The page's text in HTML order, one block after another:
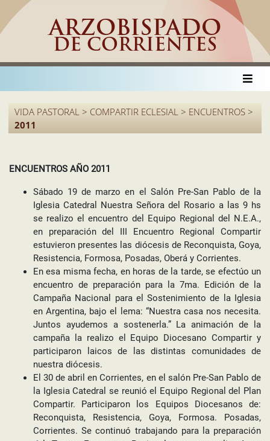
ARZOBISPADO
DE CORRIENTES
VIDA PASTORAL > COMPARTIR ECLESIAL > ENCUENTROS >
2011
ENCUENTROS AÑO 2011
Sábado 19 de marzo en el Salón Pre-San Pablo de la
Iglesia Catedral Nuestra Señora del Rosario a las 9 hs
se realizo el encuentro del Equipo Regional del N.E.A.,
en preparación del III Encuentro Regional Compartir
estuvieron presentes las diócesis de Reconquista, Goya,
Resistencia, Formosa, Posadas, Oberá y Corrientes.
En esa misma fecha, en horas de la tarde, se efectúo un
encuentro de preparación para la 7ma. Edición de la
Campaña Nacional para el Sostenimiento de la Iglesia
en Argentina, bajo el lema: “Nuestra casa nos necesita.
Juntos ayudemos a sostenerla.” La animación de la
campaña la realizo el Equipo Diocesano Compartir y
participaron laicos de las distintas comunidades de
nuestra diócesis.
El 30 de abril en Corrientes, en el salón Pre-San Pablo de
la Iglesia Catedral se reunió el Equipo Regional del Plan
Compartir. Participaron los Equipos Diocesanos de:
Reconquista, Resistencia, Goya, Formosa. Posadas,
Corrientes. Se continuó trabajando para la preparación